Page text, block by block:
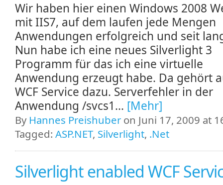
Wir haben hier einen Windows 2008
mit IIS7, auf dem laufen jede Mengen
Anwendungen erfolgreich und seit
Nun habe ich eine neues Silverlight 3
Programm für das ich eine virtuelle
Anwendung erzeugt habe. Da gehört
WCF Service dazu. Serverfehler in der
Anwendung /svcs1... [Mehr]
By Hannes Preishuber on Juni 17, 2009 at
Tagged: ASP.NET, Silverlight, .Net
Silverlight enabled WCF